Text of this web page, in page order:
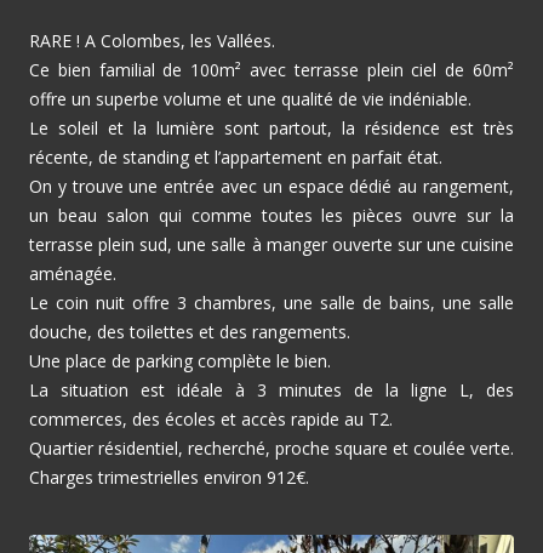
RARE ! A Colombes, les Vallées.
Ce bien familial de 100m² avec terrasse plein ciel de 60m²
offre un superbe volume et une qualité de vie indéniable.
Le soleil et la lumière sont partout, la résidence est très
récente, de standing et l’appartement en parfait état.
On y trouve une entrée avec un espace dédié au rangement,
un beau salon qui comme toutes les pièces ouvre sur la
terrasse plein sud, une salle à manger ouverte sur une cuisine
aménagée.
Le coin nuit offre 3 chambres, une salle de bains, une salle
douche, des toilettes et des rangements.
Une place de parking complète le bien.
La situation est idéale à 3 minutes de la ligne L, des
commerces, des écoles et accès rapide au T2.
Quartier résidentiel, recherché, proche square et coulée verte.
Charges trimestrielles environ 912€.